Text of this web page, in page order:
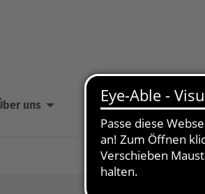
uns Spenden & Helfen